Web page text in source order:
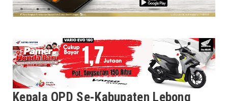
Kepala OPD Se-Kabupaten Lebong